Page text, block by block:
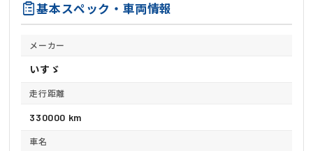
基本スペック・車両情報
メーカー
いすゞ
走行距離
330000 km
車名